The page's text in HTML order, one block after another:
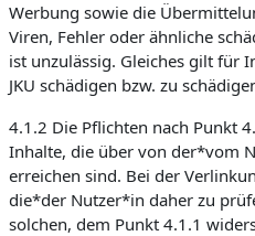
Werbung sowie die
Viren, Fehler oder ähnliche
ist unzulässig. Gleiches gilt für
JKU schädigen bzw. zu
4.1.2 Die Pflichten nach Punkt
Inhalte, die über von der*vom
erreichen sind. Bei der
die*der Nutzer*in daher zu
solchen, dem Punkt 4.1.1